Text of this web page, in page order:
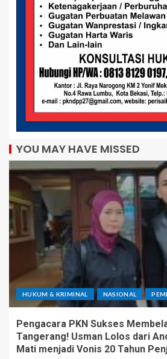
YOU MAY HAVE MISSED
HUKUM & KRIMINAL NASIONAL
Pengacara PKN Sukses
Tangerang! Usman Lolos dari
Mati menjadi Vonis 20 Tahun